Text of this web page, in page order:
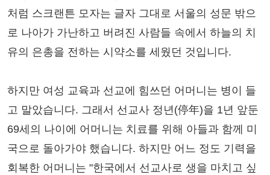
처럼 스크랜튼 모자는 글자 그대로 서울의 성문 밖으
로 나아가 가난하고 버려진 사람들 속에서 하늘의 치
유의 은총을 전하는 시약소를 세웠던 것입니다.
하지만 여성 교육과 선교에 힘쓰던 어머니는 병이 들
고 말았습니다. 그래서 선교사 정년(停年)을 1년 앞둔
69세의 나이에 어머니는 치료를 위해 아들과 함께 미
국으로 돌아가야 했습니다. 하지만 어느 정도 기력을
회복한 어머니는 "한국에서 선교사로 생을 마치고 싶